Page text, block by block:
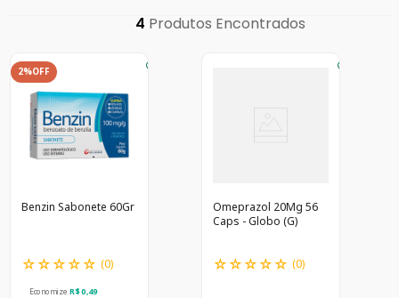
4
2%OFF
Benzin Sabonete 60Gr
☆☆☆☆☆ (0)
Economize R$ 0,49
Omeprazol 20Mg 56
Caps - Globo (G)
☆☆☆☆☆ (0)